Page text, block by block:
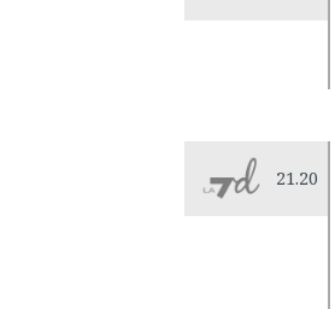
21.20